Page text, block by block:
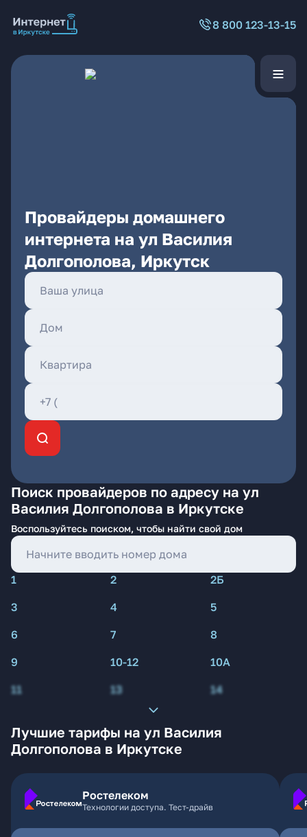
8 800 123-13-15
Провайдеры домашнего
интернета на ул Василия
Долгополова, Иркутск
Поиск провайдеров по адресу на ул
Василия Долгополова в Иркутске
Воспользуйтесь поиском, чтобы найти свой дом
1 2
2Б
3
4
5
6
7
8
9
10-12
10А
11
13 14
Лучшие тарифы на ул Василия
Долгополова в Иркутске
Ростелеком
Технологии доступа. Тест-драйв